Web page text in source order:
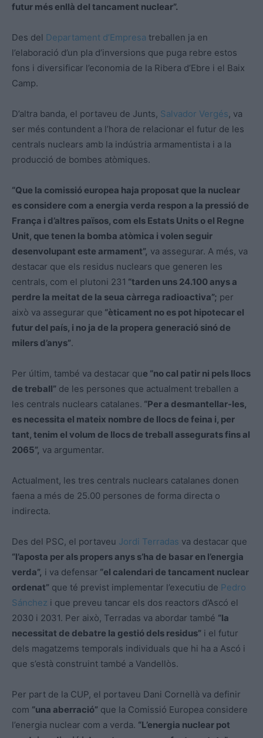
futur més enllà del tancament nuclear”.
Des del Departament d’Empresa treballen ja en
l’elaboració d’un pla d’inversions que puga rebre estos
fons i diversificar l’economia de la Ribera d’Ebre i el Baix
Camp.
D’altra banda, el portaveu de Junts, Salvador Vergés, va
ser més contundent a l’hora de relacionar el futur de les
centrals nuclears amb la indústria armamentista i a la
producció de bombes atòmiques.
“Que la comissió europea haja proposat que la nuclear
es considere com a energia verda respon a la pressió de
França i d’altres països, com els Estats Units o el Regne
Unit, que tenen la bomba atòmica i volen seguir
desenvolupant este armament”, va assegurar. A més, va
destacar que els residus nuclears que generen les
centrals, com el plutoni 231 “tarden uns 24.100 anys a
perdre la meitat de la seua càrrega radioactiva”; per
això va assegurar que “èticament no es pot hipotecar el
futur del país, i no ja de la propera generació sinó de
milers d’anys”.
Per últim, també va destacar que “no cal patir ni pels llocs
de treball” de les persones que actualment treballen a
les centrals nuclears catalanes. “Per a desmantellar-les,
es necessita el mateix nombre de llocs de feina i, per
tant, tenim el volum de llocs de treball assegurats fins al
2065”, va argumentar.
Actualment, les tres centrals nuclears catalanes donen
faena a més de 25.00 persones de forma directa o
indirecta.
Des del PSC, el portaveu Jordi Terradas va destacar que
“l’aposta per als propers anys s’ha de basar en l’energia
verda”, i va defensar “el calendari de tancament nuclear
ordenat” que té previst implementar l’executiu de Pedro
Sánchez i que preveu tancar els dos reactors d’Ascó el
2030 i 2031. Per això, Terradas va abordar també “la
necessitat de debatre la gestió dels residus” i el futur
dels magatzems temporals individuals que hi ha a Ascó i
que s’està construint també a Vandellòs.
Per part de la CUP, el portaveu Dani Cornellà va definir
com “una aberració” que la Comissió Europea considere
l’energia nuclear com a verda. “L’energia nuclear pot